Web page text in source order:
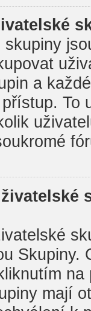
skupiny
a
To
Skupiny.
mají